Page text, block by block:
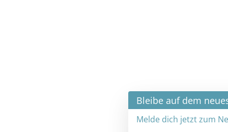
Bleibe auf dem neuesten Stand ×
Melde dich jetzt zum Newsletter an: